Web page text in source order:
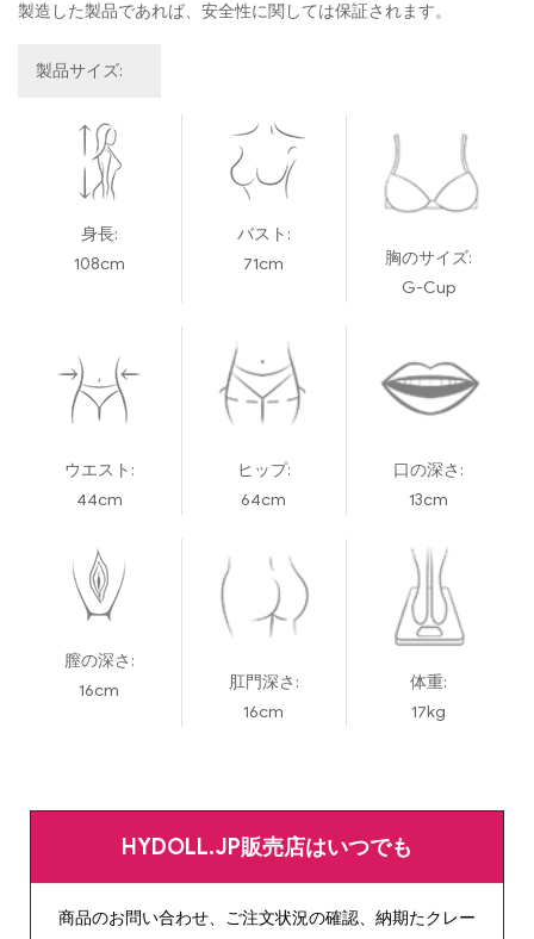
製造した製品であれば、安全性に関しては保証されます。
製品サイズ:
身長:
108cm
バスト:
71cm
胸のサイズ:
G-Cup
ウエスト:
44cm
ヒップ:
64cm
口の深さ:
13cm
膣の深さ:
16cm
肛門深さ:
16cm
体重:
17kg
HYDOLL.JP販売店はいつでも
商品のお問い合わせ、ご注文状況の確認、納期たクレー